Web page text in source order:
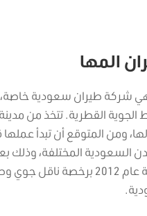
المها
شركة طيران سعودية خاصة،
الجوية القطرية. تتخذ من
ومن المتوقع أن تبدأ عملها
السعودية المختلفة، وذلك
القطرية عام 2012 برخصة ناقل